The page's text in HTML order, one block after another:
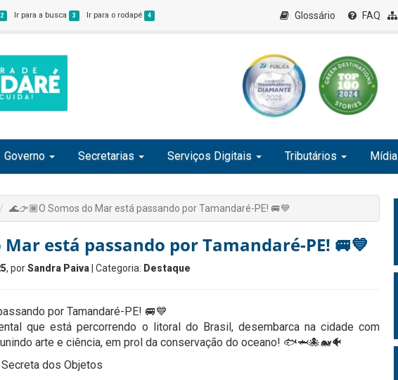
2 Ir para a busca 3 Ir para o rodapé 4 Glossário FAQ
Governo Secretarias Serviços Digitais Tributários Mídia
🌊👉🏾O Somos do Mar está passando por Tamandaré-PE! 🚐💙
Mar está passando por Tamandaré-PE! 🚐💙
, porSandra Paiva | Categoria: Destaque
por Tamandaré-PE! 🚐💙
que está percorrendo o litoral do Brasil, desembarca na cidade com
arte e ciência, em prol da conservação do oceano! 🐟🦈🐙🐋🐠
dos Objetos